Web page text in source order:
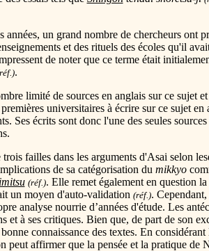
années, un grand nombre de chercheurs ont
et des rituels des écoles qu'il
de noter que ce terme était
.
limité de sources en anglais sur ce sujet
universitaires à écrire sur ce sujet
Ses écrits sont donc l'une des seules
failles dans les arguments d'Asai selon
de sa catégorisation du mikkyo
(réf.). Elle remet également en question
un moyen d'auto-validation (réf.).
analyse nourrie d’années d'étude. Les
et à ses critiques. Bien que, de part de son
connaissance des textes. En
peut affirmer que la pensée et la pratique de